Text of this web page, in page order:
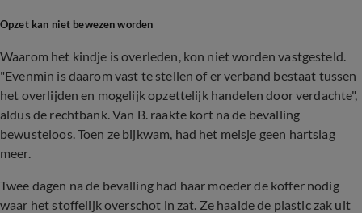
Opzet kan niet bewezen worden
Waarom het kindje is overleden, kon niet worden vastgesteld.
"Evenmin is daarom vast te stellen of er verband bestaat tussen
het overlijden en mogelijk opzettelijk handelen door verdachte",
aldus de rechtbank. Van B. raakte kort na de bevalling
bewusteloos. Toen ze bijkwam, had het meisje geen hartslag
meer.
Twee dagen na de bevalling had haar moeder de koffer nodig
waar het stoffelijk overschot in zat. Ze haalde de plastic zak uit